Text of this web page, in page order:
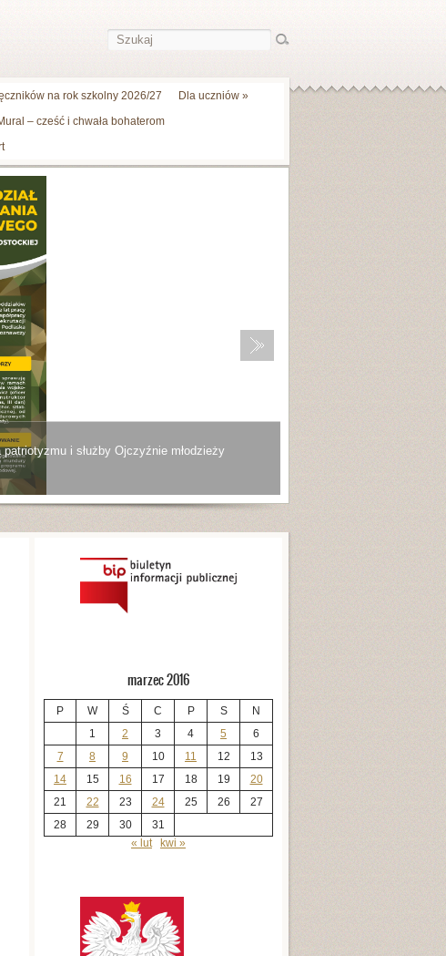
na rok szkolny 2026/27 Dla uczniów »
– cześć i chwała bohaterom
i służby Ojczyźnie młodzieży
marzec 2016
P W Ś C P S
N
1
2 3 4 5
6
7
8 9 10 11 12
13
14
15 16 17 18 19
20
21
22 23 24 25 26
27
28
29 30
31
« lut
kwi »